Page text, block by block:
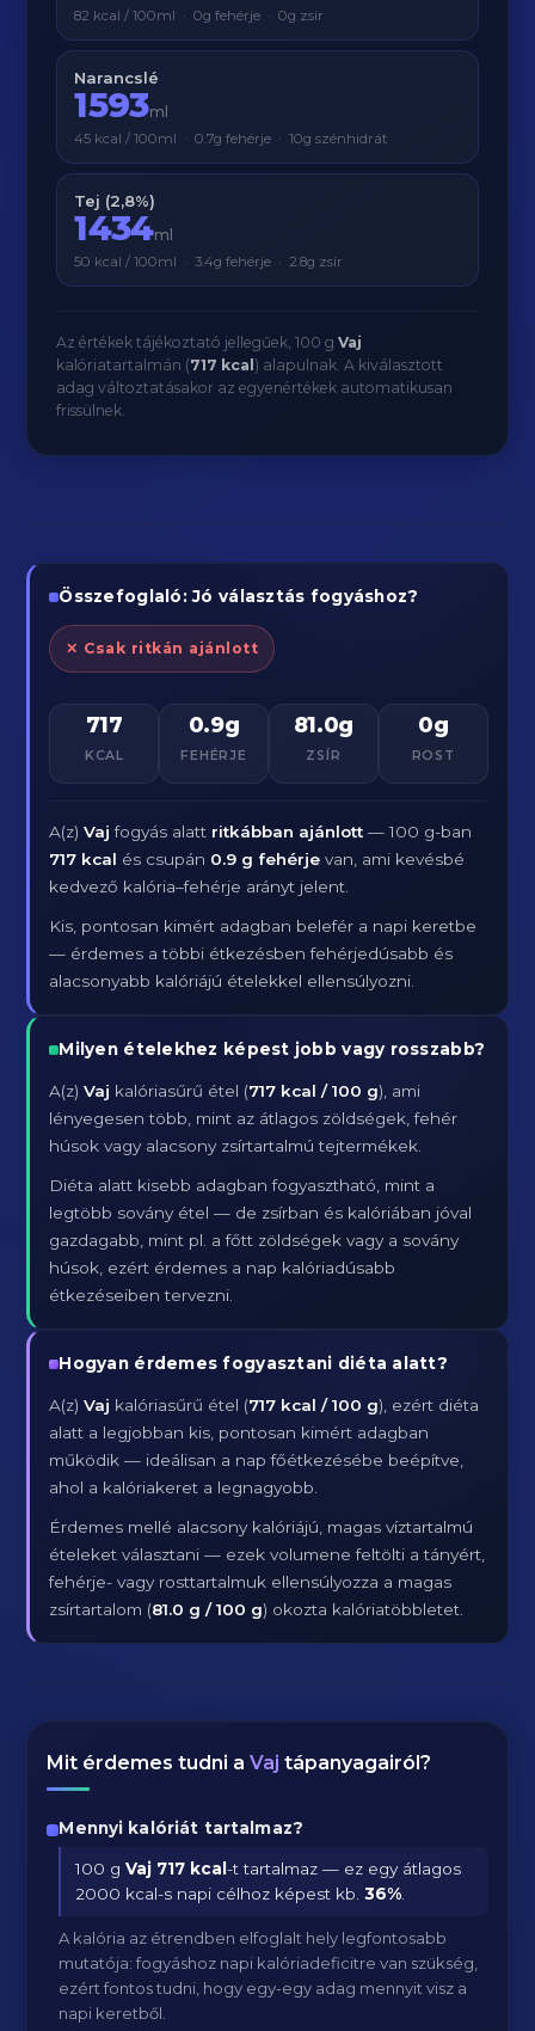
82 kcal / 100ml · 0g fehérje · 0g zsír
Narancslé
1593ml
45 kcal / 100ml · 0.7g fehérje · 10g szénhidrát
Tej (2,8%)
1434ml
50 kcal / 100ml · 3.4g fehérje · 2.8g zsír
Az értékek tájékoztató jellegűek, 100 gVaj
kalóriatartalmán (717 kcal ) alapulnak. A kiválasztott
adag változtatásakor az egyenértékek automatikusan
frissülnek.
Összefoglaló: Jó választás fogyáshoz?
✕ Csak ritkán ajánlott
717
KCAL
0.9g
FEHÉRJE
81.0g
ZSÍR
0g
ROST
A(z)Vaj fogyás alatt ritkábban ajánlott — 100 g-ban
717 kcal és csupán 0.9 g fehérje van, ami kevésbé
kedvező kalória–fehérje arányt jelent.
Kis, pontosan kimért adagban belefér a napi keretbe
— érdemes a többi étkezésben fehérjedúsabb és
alacsonyabb kalóriájú ételekkel ellensúlyozni.
Milyen ételekhez képest jobb vagy rosszabb?
A(z)Vaj kalóriasűrű étel (717 kcal / 100 g), ami
lényegesen több, mint az átlagos zöldségek, fehér
húsok vagy alacsony zsírtartalmú tejtermékek.
Diéta alatt kisebb adagban fogyasztható, mint a
legtöbb sovány étel — de zsírban és kalóriában jóval
gazdagabb, mint pl. a főtt zöldségek vagy a sovány
húsok, ezért érdemes a nap kalóriadúsabb
étkezéseiben tervezni.
Hogyan érdemes fogyasztani diéta alatt?
A(z)Vaj kalóriasűrű étel (717 kcal / 100 g), ezért diéta
alatt a legjobban kis, pontosan kimért adagban
működik — ideálisan a nap főétkezésébe beépítve,
ahol a kalóriakeret a legnagyobb.
Érdemes mellé alacsony kalóriájú, magas víztartalmú
ételeket választani — ezek volumene feltölti a tányért,
fehérje- vagy rosttartalmuk ellensúlyozza a magas
zsírtartalom (81.0 g / 100 g) okozta kalóriatöbbletet.
Mit érdemes tudni aVaj tápanyagairól?
Mennyi kalóriát tartalmaz?
100 gVaj 717 kcal-t tartalmaz — ez egy átlagos
2000 kcal-s napi célhoz képest kb.36%
A kalória az étrendben elfoglalt hely legfontosabb
mutatója: fogyáshoz napi kalóriadeficitre van szükség,
ezért fontos tudni, hogy egy-egy adag mennyit visz a
napi keretből.